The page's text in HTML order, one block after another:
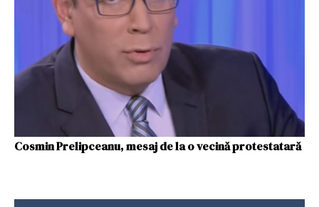
Cosmin Prelipceanu, mesaj de la o vecină protestatară